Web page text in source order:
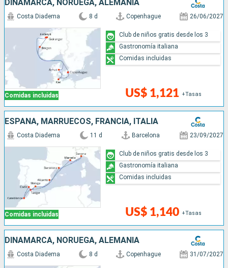
DINAMARCA, NORUEGA, ALEMANIA
Comidas incluidas
Costa Diadema 8 d Copenhague 26/06/2027
US$ 1,121 +Tasas
Club de niños gratis desde los 3
Gastronomía italiana
Comidas incluidas
ESPAÑA, MARRUECOS, FRANCIA, ITALIA
Comidas incluidas
Costa Diadema 11 d Barcelona 23/09/2027
US$ 1,140 +Tasas
Club de niños gratis desde los 3
Gastronomía italiana
Comidas incluidas
DINAMARCA, NORUEGA, ALEMANIA
Costa Diadema 8 d Copenhague 31/07/2027